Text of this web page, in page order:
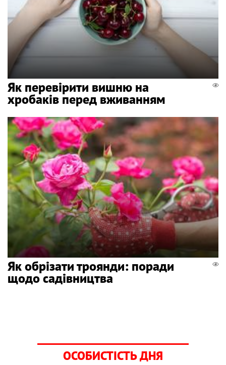
Як перевірити вишню на
хробаків перед вживанням
Як обрізати троянди: поради
щодо садівництва
ОСОБИСТІСТЬ ДНЯ